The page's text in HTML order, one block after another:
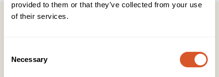
provided to them or that they’ve collected from your use
of their services.
Selection
Necessary
Kontakt